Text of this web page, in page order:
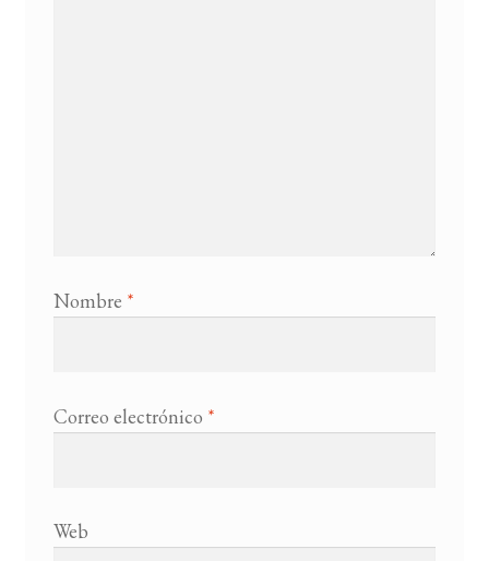
Nombre *
Correo electrónico *
Web